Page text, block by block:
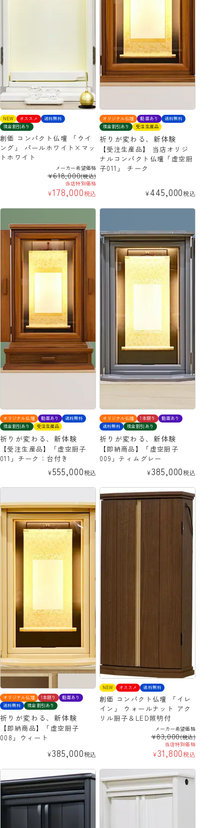
NEW オススメ
送料無料
現金割引あり
創価 コンパクト仏壇 「ウイ
ング」 パールホワイト×マッ
トホワイト
メーカー希望価格
¥618,000(税込)
当店特別価格
¥178,000税込
オリジナル仏壇 動画あり
送料無料
現金割引あり
受注生産品
祈りが変わる、新体験
【受注生産品】 当店オリジ
ナルコンパクト仏壇「虚空厨
子011」 チーク
¥445,000税込
オリジナル仏壇 動画あり
送料無料
現金割引あり
受注生産品
祈りが変わる、新体験
【受注生産品】「虚空厨子
011」チーク：台付き
¥555,000税込
オリジナル仏壇 1本限り
動画あり
送料無料
現金割引あり
祈りが変わる、新体験
【即納商品】「虚空厨子
009」ティムグレー
¥385,000税込
オリジナル仏壇 1本限り
動画あり
送料無料
現金割引あり
祈りが変わる、新体験
【即納商品】「虚空厨子
008」ウィート
¥385,000税込
NEW オススメ 送料無料
創価 コンパクト仏壇 「イレ
イン」 ウォールナット アク
リル厨子＆LED照明付
メーカー希望価格
¥83,000(税込)
当店特別価格
¥31,800税込